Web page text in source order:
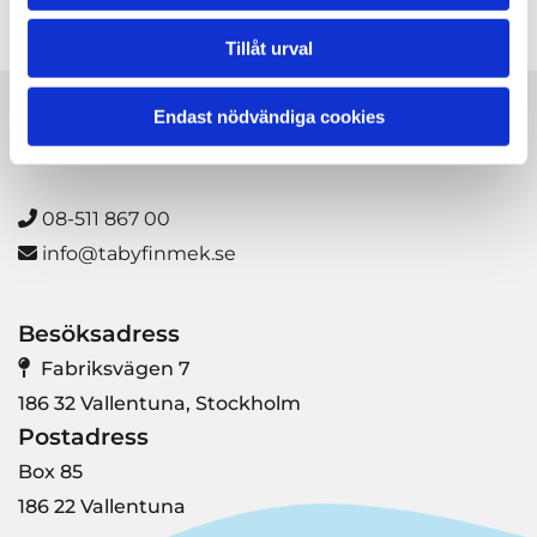
Tillåt urval
Endast nödvändiga cookies
Täby Finmekaniska AB
 08-511 867 00
 info@tabyfinmek.se
Besöksadress
 Fabriksvägen 7
186 32 Vallentuna, Stockholm
Postadress
Box 85
186 22 Vallentuna